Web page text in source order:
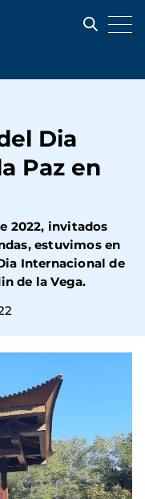
Dia
Paz en
2022, invitados
estuvimos en
Internacional de
de la Vega.